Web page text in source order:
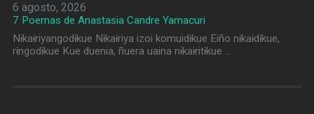
6 agosto, 2026
7 Poemas de Anastasia Candre Yamacuri
Nɨkaɨriyangodɨkue Nɨkaɨriya izoi komuidɨkue Eiño nɨkaɨdɨkue,
rɨngodɨkue Kue duenia, ñuera uaina nɨkaɨritɨkue …